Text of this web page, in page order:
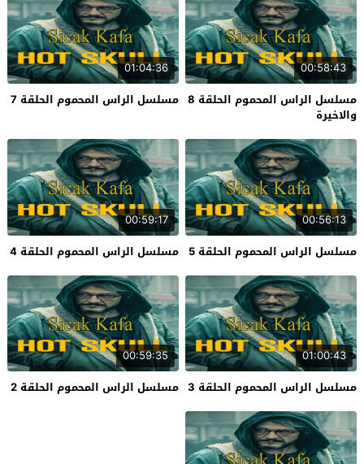
00:58:43
مسلسل الراس المحموم الحلقة 8
والاخيرة
01:04:36
مسلسل الراس المحموم الحلقة 7
00:56:13
مسلسل الراس المحموم الحلقة 5
00:59:17
مسلسل الراس المحموم الحلقة 4
01:00:43
مسلسل الراس المحموم الحلقة 3
00:59:35
مسلسل الراس المحموم الحلقة 2